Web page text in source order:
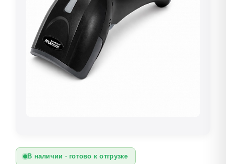
В наличии · готово к отгрузке